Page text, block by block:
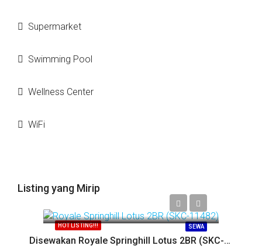
Supermarket
Swimming Pool
Wellness Center
WiFi
Listing yang Mirip
HOT LISTING!!! SEWA
Disewakan Royale Springhill Lotus 2BR (SKC-11482)